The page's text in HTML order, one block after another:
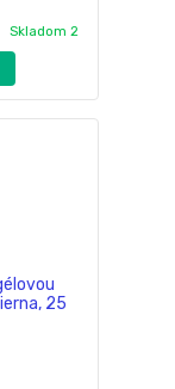
Skladom 2